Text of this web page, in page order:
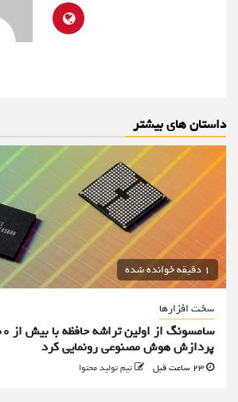
داستان های بیشتر
1 دقیقه خوانده شده
سخت افزارها
پردازش هوش مصنوعی رونمایی کرد
تیم تولید محتوا